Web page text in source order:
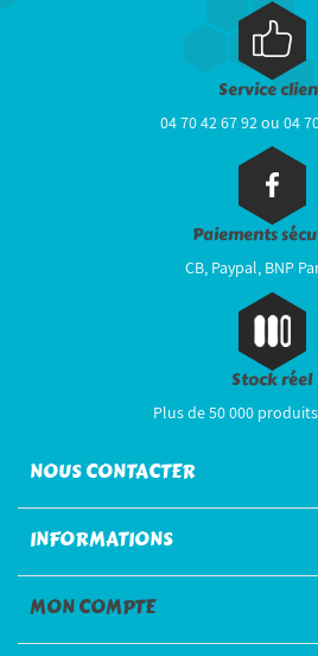
Service
04 70 42 67 92 ou 04
Paiements
CB, Paypal, BNP
Stock réel
Plus de 50 000
NOUS CONTACTER
INFORMATIONS
MON COMPTE